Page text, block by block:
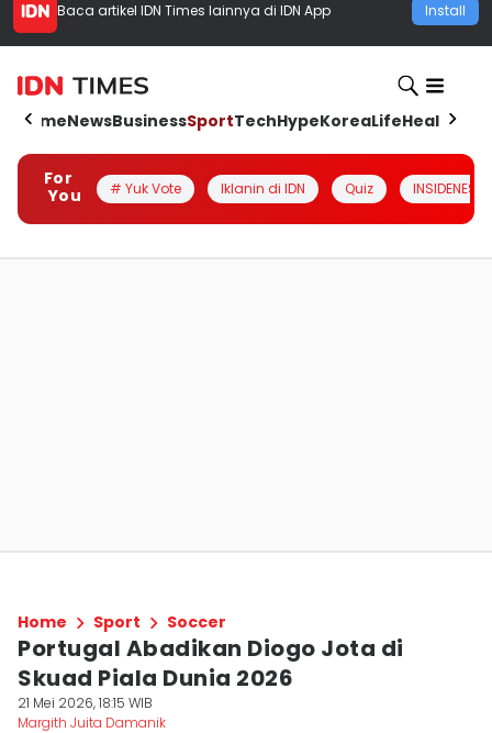
Baca artikel IDN Times lainnya di IDN App Install
HomeNewsBusinessSportTechHypeKoreaLifeHealth
For
You
# Yuk Vote Iklanin di IDN Quiz INSIDENESIA
Home Sport Soccer
Portugal Abadikan Diogo Jota di
Skuad Piala Dunia 2026
21 Mei 2026, 18:15 WIB
Margith Juita Damanik